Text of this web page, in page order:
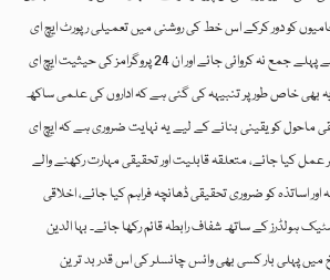
کو دور کرکے اس خط کی روشنی میں تعمیلی رپورٹ ایچ ای
سی کو اگلے سمسٹر کے آغاز سے پہلے جمع نہ کروائی جائے اور ان 24 پروگرامز کی حیثیت ایچ ای
بھی خاص طور پر تنبیہہ کی گئی ہے کہ اداروں کی علمی ساکھ
ماحول کو یقینی بنانے کے لیے یہ نہایت ضروری ہے کہ ایچ ای
کیا جائے، متعلقہ قابلیت اور تحقیقی مہارت رکھنے والے
اساتذہ کو ضروری تحقیقی ڈھانچہ فراہم کیا جائے، اخلاقی
سٹیک ہولڈرز کے ساتھ شفاف رابطہ قائم رکھا جائے۔ بہا الدین
میں پہلی بار کسی بھی وائس چانسلر کی اس قدر بد ترین